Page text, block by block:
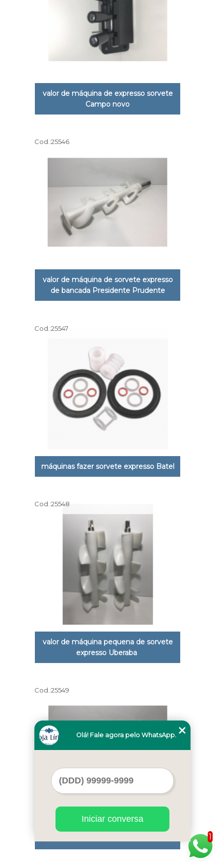
valor de máquina de expresso sorvete
Campo novo
Cod.:25546
valor de máquina de sorvete expresso
de bancada Presidente Prudente
Cod.:25547
máquinas fazer sorvete expresso Batel
Cod.:25548
valor de máquina pequena de sorvete
expresso Uberaba
Cod.:25549
máquina de sorvete expresso de
1
Olá! Fale agora pelo WhatsApp.
Iniciar conversa